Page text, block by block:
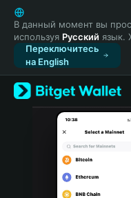
English
日本語
Tiếng Việt
Русский
Español (Latinoamérica)
Türkçe
Italiano
Português (Portugal)
В данный момент вы
используя Русский язык.
Переключитесь
на English